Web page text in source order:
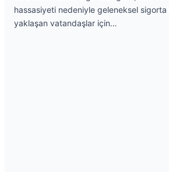
hassasiyeti nedeniyle geleneksel
yaklaşan vatandaşlar için…